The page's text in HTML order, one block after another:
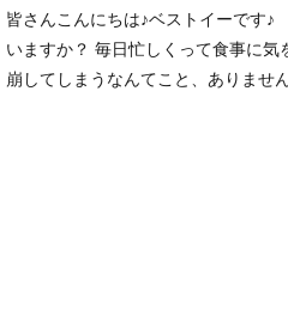
皆さんこんにちは♪ベストイーです
いますか？ 毎日忙しくって食事に
崩してしまうなんてこと、ありませ